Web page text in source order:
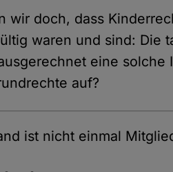
wir doch, dass
waren und sind: Die
eine solche
auf?
ist nicht einmal